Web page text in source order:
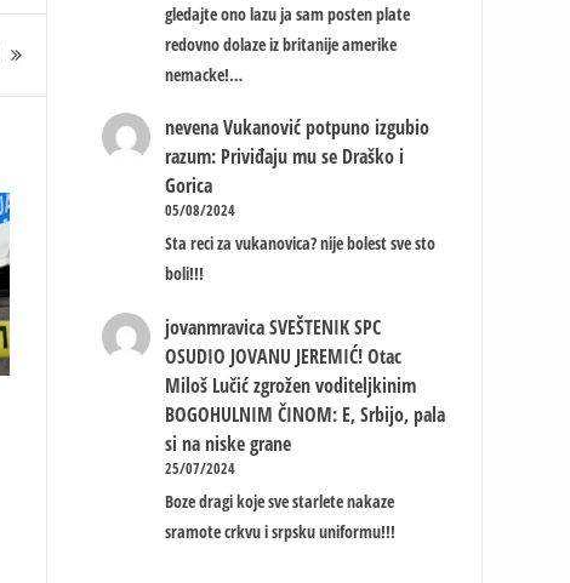
gledajte ono lazu ja sam posten plate
redovno dolaze iz britanije amerike
nemacke!…
nevena Vukanović potpuno izgubio
razum: Priviđaju mu se Draško i
Gorica
05/08/2024
Sta reci za vukanovica? nije bolest sve sto
boli!!!
jovanmravica SVEŠTENIK SPC
OSUDIO JOVANU JEREMIĆ! Otac
Miloš Lučić zgrožen voditeljkinim
BOGOHULNIM ČINOM: E, Srbijo, pala
si na niske grane
25/07/2024
Boze dragi koje sve starlete nakaze
sramote crkvu i srpsku uniformu!!!